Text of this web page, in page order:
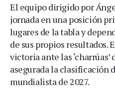
El equipo dirigido por
jornada en una posición
lugares de la tabla y
de sus propios resultados.
victoria ante las
asegurada la clasificación
mundialista de 2027.